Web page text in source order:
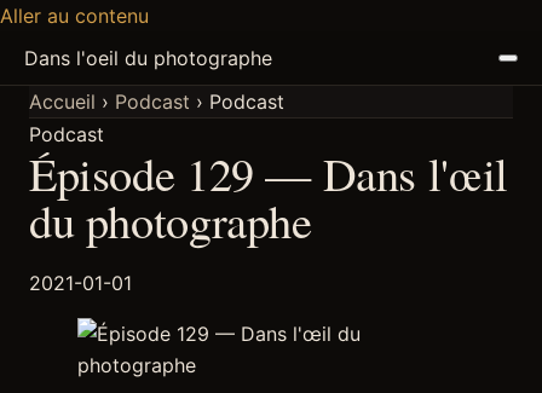
Aller au contenu
Dans l'oeil du photographe
ACCUEIL
ARTICLES
À PROPOS
DISCORD
Accueil › Podcast › Podcast
Podcast
Épisode 129 — Dans l'œil
du photographe
2021-01-01